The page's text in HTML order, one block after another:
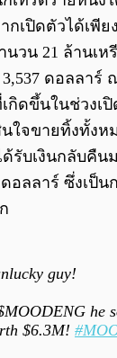
กเปิดตัวได้เพี
วน 21 ล้านเห
ดอลลาร์
กิดขึ้นในช่วงเ
ใจขายทิ้งทั้งห
รับเงินกลับคืน
อลลาร์ ซึ่งเป็
guy!
he
$6.3M!